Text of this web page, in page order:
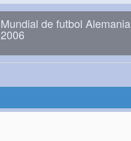
Mundial de futbol Alemania
2006